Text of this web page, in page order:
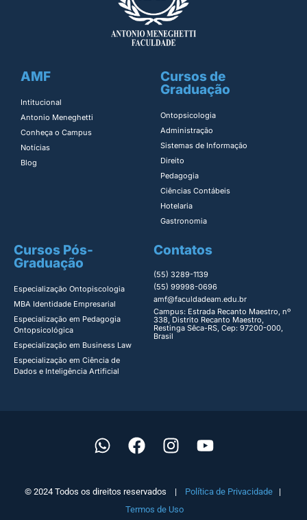
AMF
Intitucional
Antonio Meneghetti
Conheça o Campus
Notícias
Blog
Cursos de
Graduação
Ontopsicologia ​
Administração​
Sistemas de Informação​
Direito​
Pedagogia
Ciências Contábeis
Hotelaria
Gastronomia
Cursos Pós-
Graduação
Especialização Ontopiscologia ​
MBA Identidade Empresarial​
Especialização em Pedagogia
Ontopsicológica​
Especialização em Business Law
Especialização em Ciência de
Dados e Inteligência Artificial
Contatos
(55) 3289-1139
(55) 99998-0696
amf@faculdadeam.edu.br
Campus: Estrada Recanto Maestro, nº
338, Distrito Recanto Maestro,
Restinga Sêca-RS, Cep: 97200-000,
Brasil
© 2024 Todos os direitos reservados | Política de Privacidade|
Termos de Uso